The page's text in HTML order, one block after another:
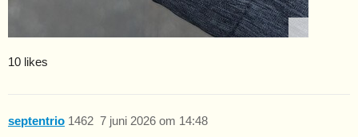
10 likes
septentrio 7 juni 2026 om 14:48
1462